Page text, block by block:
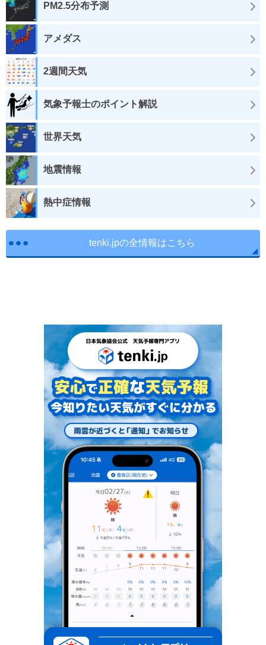
PM2.5分布予測
アメダス
2週間天気
気象予報士のポイント解説
世界天気
地震情報
熱中症情報
tenki.jpの全情報はこちら